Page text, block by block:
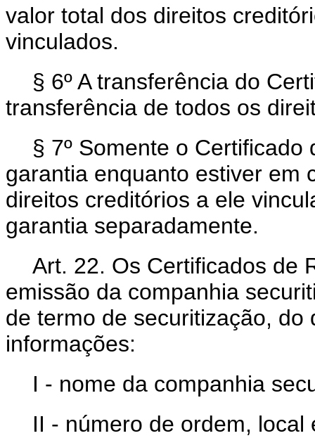
valor total dos direitos
vinculados.
§ 6º A transferência do
transferência de todos os
§ 7º Somente o
garantia enquanto estiver em
direitos creditórios a ele
garantia separadamente.
Art. 22. Os Certificados de
emissão da companhia
de termo de securitização,
informações:
I - nome da companhia
II - número de ordem, local